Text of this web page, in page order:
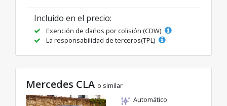
Incluido en el precio:
Exención de daños por colisión (CDW)
La responsabilidad de terceros(TPL)
Mercedes CLA o similar
Automático